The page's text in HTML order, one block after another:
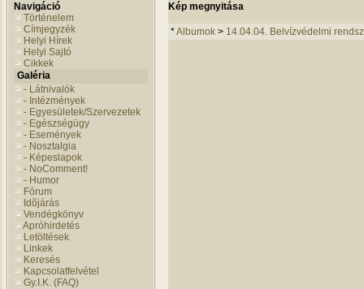
Navigáció
Történelem
Címjegyzék
Helyi Hírek
Helyi Sajtó
Cikkek
Galéria
- Látnivalók
- Intézmények
- Egyesületek/Szervezetek
- Egészségügy
- Események
- Nosztalgia
- Képeslapok
- NoComment!
- Humor
Fórum
Idõjárás
Vendégkönyv
Apróhirdetés
Letöltések
Linkek
Keresés
Kapcsolatfelvétel
Gy.I.K. (FAQ)
Kép megnyitása
*Albumok > 14.04.04. Belvízvédelmi